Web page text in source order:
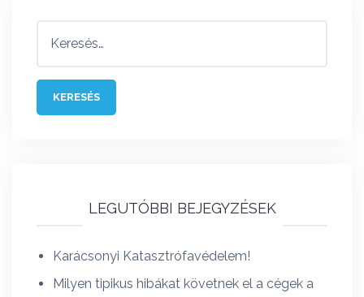
LEGUTÓBBI BEJEGYZÉSEK
Karácsonyi Katasztrófavédelem!
Milyen tipikus hibákat követnek el a cégek a